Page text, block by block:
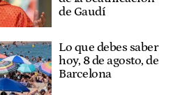
de Gaudí
Lo que debes saber
hoy, 8 de agosto, de
Barcelona